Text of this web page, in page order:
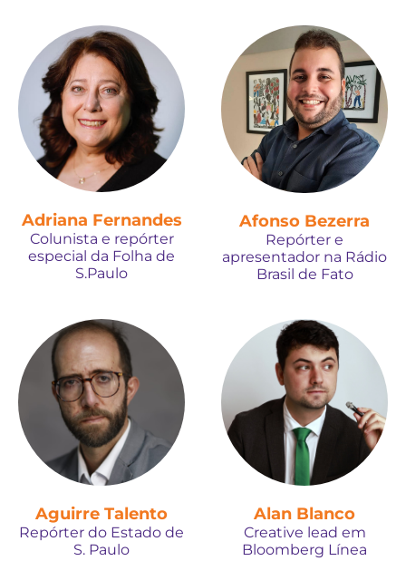
Adriana Fernandes
Colunista e repórter
especial da Folha de
S.Paulo
Afonso Bezerra
Repórter e
apresentador na Rádio
Brasil de Fato
Aguirre Talento
Repórter do Estado de
S. Paulo
Alan Blanco
Creative lead em
Bloomberg Línea